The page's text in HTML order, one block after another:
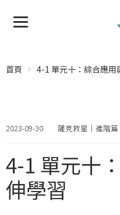
首頁 4-1 單元十：綜合應用
2023-09-30 薩克救星｜進階篇
4-1 單元十
伸學習